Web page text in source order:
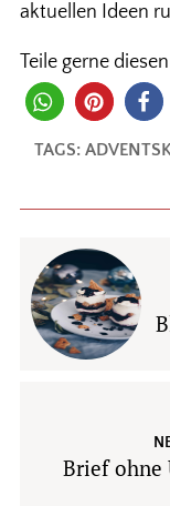
aktuellen Ideen
Teile gerne
TAGS:
Brief ohne